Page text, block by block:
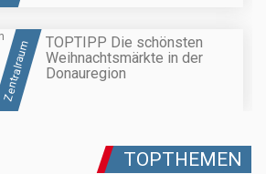
Zentralraum
TOPTIPP Die schönsten
Weihnachtsmärkte in der
Donauregion
TOPTHEMEN